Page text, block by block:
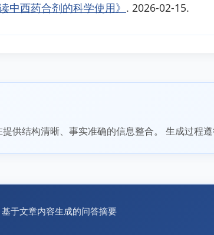
中西药合剂的科学使用》 . 2026-02-15.
供结构清晰、事实准确的信息整合。 生成过程
基于文章内容生成的问答摘要